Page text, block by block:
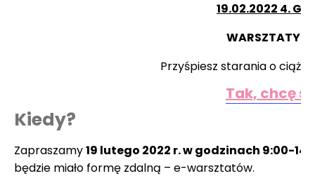
19.02.2022 4.
WARSZTATY
Przyśpiesz starania o ciążę
Tak, chcę
Kiedy?
Zapraszamy19 lutego 2022 r. w godzinach 9:00-
będzie miało formę zdalną – e-warsztatów.